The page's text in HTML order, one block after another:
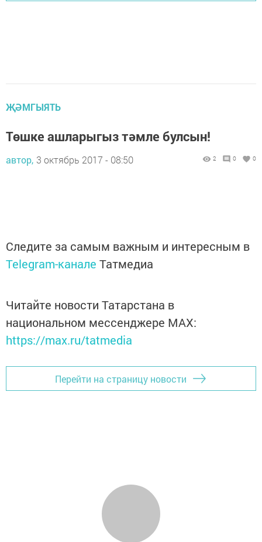
ҖӘМГЫЯТЬ
Төшке ашларыгыз тәмле булсын!
автор, 3 октябрь 2017 - 08:50 2 0 0
Следите за самым важным и интересным в
Telegram-канале Татмедиа
Читайте новости Татарстана в
национальном мессенджере MАХ:
https://max.ru/tatmedia
Перейти на страницу новости